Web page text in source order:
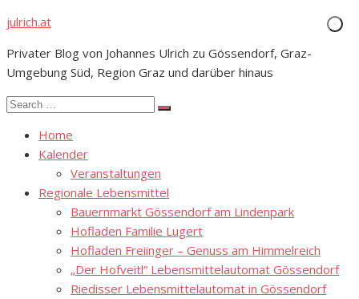
Skip
content
julrich.at
Privater Blog von Johannes Ulrich zu Gössendorf, Graz-
Umgebung Süd, Region Graz und darüber hinaus
Search
Search
Home
Kalender
Veranstaltungen
Regionale Lebensmittel
Bauernmarkt Gössendorf am Lindenpark
Hofladen Familie Lugert
Hofladen Freiinger – Genuss am Himmelreich
„Der Hofveitl“ Lebensmittelautomat Gössendorf
Riedisser Lebensmittelautomat in Gössendorf